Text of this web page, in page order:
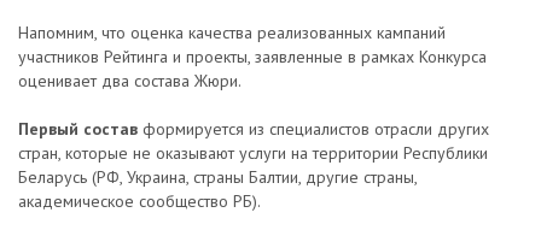
Напомним, что оценка качества реализованных кампаний
участников Рейтинга и проекты, заявленные в рамках Конкурса
оценивает два состава Жюри.
Первый состав формируется из специалистов отрасли других
стран, которые не оказывают услуги на территории Республики
Беларусь (РФ, Украина, страны Балтии, другие страны,
академическое сообщество РБ).